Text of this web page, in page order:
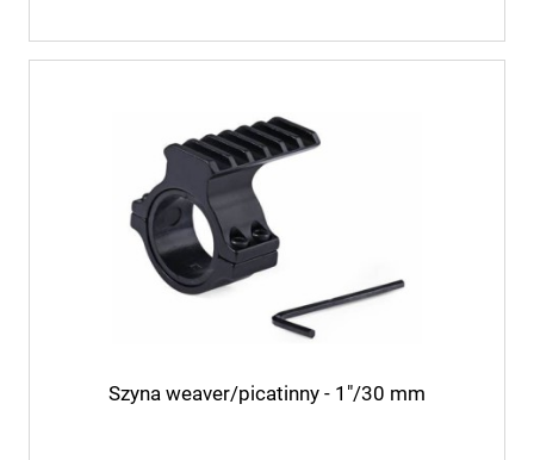
Szyna weaver/picatinny - 1"/30 mm